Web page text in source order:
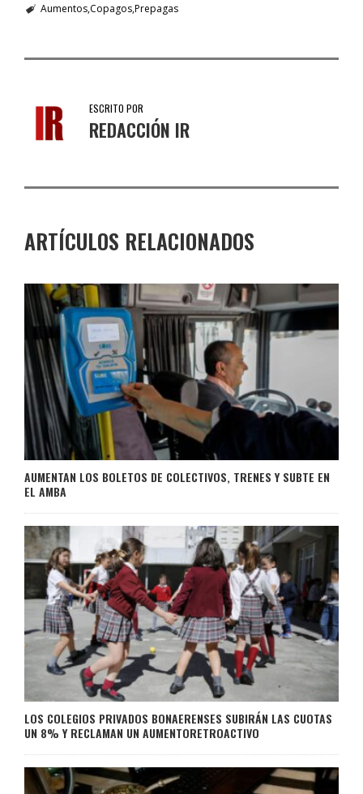
AumentosCopagosPrepagas
ESCRITO POR
REDACCIÓN IR
ARTÍCULOS RELACIONADOS
AUMENTAN LOS BOLETOS DE COLECTIVOS, TRENES Y SUBTE EN
EL AMBA
LOS COLEGIOS PRIVADOS BONAERENSES SUBIRÁN LAS CUOTAS
UN 8% Y RECLAMAN UN AUMENTORETROACTIVO